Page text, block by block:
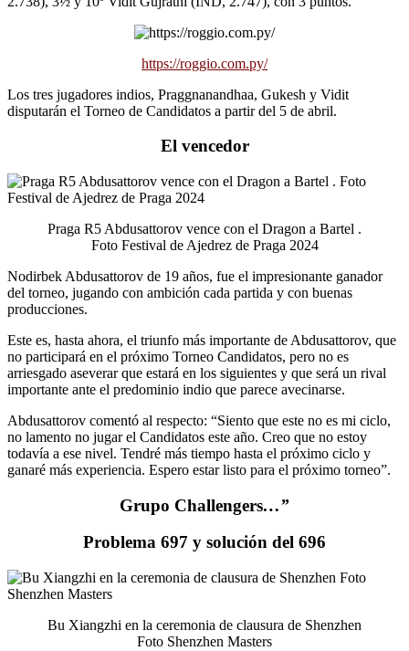
https://roggio.com.py/
Los tres jugadores indios, Praggnanandhaa, Gukesh y Vidit
disputarán el Torneo de Candidatos a partir del 5 de abril.
El vencedor
Praga R5 Abdusattorov vence con el Dragon a Bartel .
Foto Festival de Ajedrez de Praga 2024
Nodirbek Abdusattorov de 19 años, fue el impresionante ganador
del torneo, jugando con ambición cada partida y con buenas
producciones.
Este es, hasta ahora, el triunfo más importante de Abdusattorov, que
no participará en el próximo Torneo Candidatos, pero no es
arriesgado aseverar que estará en los siguientes y que será un rival
importante ante el predominio indio que parece avecinarse.
Abdusattorov comentó al respecto: “Siento que este no es mi ciclo,
no lamento no jugar el Candidatos este año. Creo que no estoy
todavía a ese nivel. Tendré más tiempo hasta el próximo ciclo y
ganaré más experiencia. Espero estar listo para el próximo torneo”.
Grupo Challengers…”
Problema 697 y solución del 696
Bu Xiangzhi en la ceremonia de clausura de Shenzhen
Foto Shenzhen Masters